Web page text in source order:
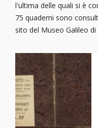
l'ultima delle quali si è
75 quaderni sono
sito del Museo Galileo di